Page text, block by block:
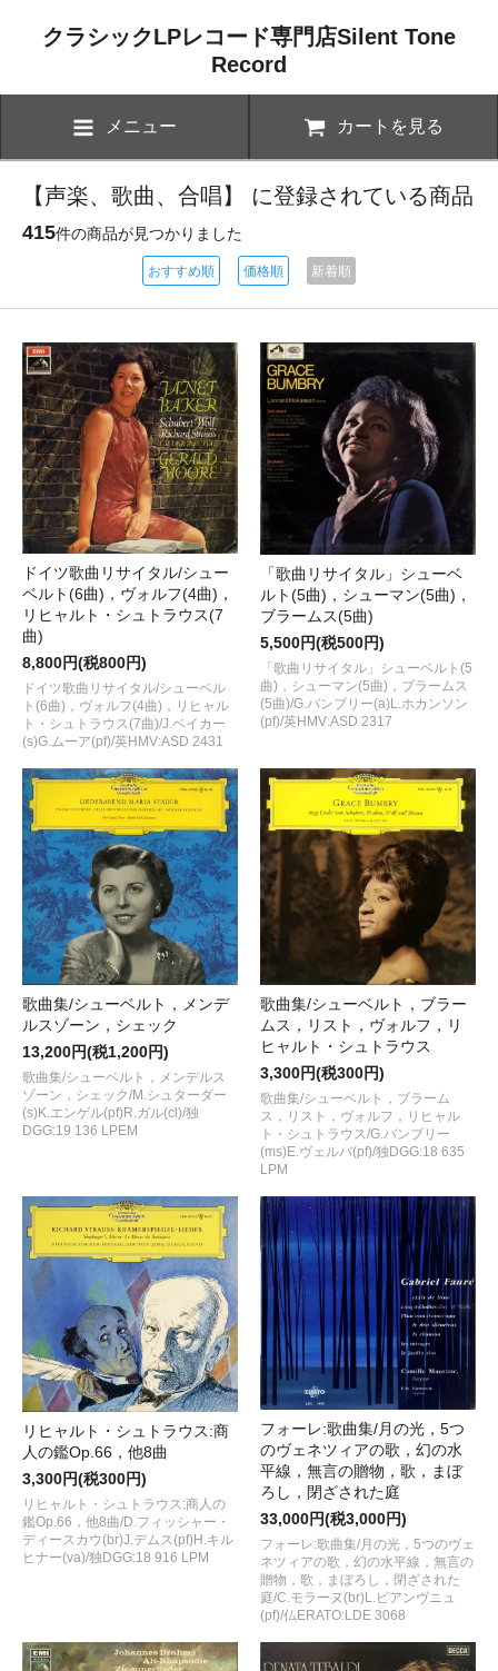
クラシックLPレコード専門店Silent Tone
Record
メニュー カートを見る
【声楽、歌曲、合唱】 に登録されている商品
415件の商品が見つかりました
おすすめ順 価格順 新着順
ドイツ歌曲リサイタル/シュー
ベルト(6曲)，ヴォルフ(4曲)，
リヒャルト・シュトラウス(7
曲)
8,800円(税800円)
ドイツ歌曲リサイタル/シューベル
ト(6曲)，ヴォルフ(4曲)，リヒャル
ト・シュトラウス(7曲)/J.ベイカー
(s)G.ムーア(pf)/英HMV:ASD 2431
「歌曲リサイタル」シューベ
ルト(5曲)，シューマン(5曲)，
ブラームス(5曲)
5,500円(税500円)
「歌曲リサイタル」シューベルト(5
曲)，シューマン(5曲)，ブラームス
(5曲)/G.バンブリー(a)L.ホカンソン
(pf)/英HMV:ASD 2317
歌曲集/シューベルト，メンデ
ルスゾーン，シェック
13,200円(税1,200円)
歌曲集/シューベルト，メンデルス
ゾーン，シェック/M.シュターダー
(s)K.エンゲル(pf)R.ガル(cl)/独
DGG:19 136 LPEM
歌曲集/シューベルト，ブラー
ムス，リスト，ヴォルフ，リ
ヒャルト・シュトラウス
3,300円(税300円)
歌曲集/シューベルト，ブラーム
ス，リスト，ヴォルフ，リヒャル
ト・シュトラウス/G.バンブリー
(ms)E.ヴェルバ(pf)/独DGG:18 635
LPM
リヒャルト・シュトラウス:商
人の鑑Op.66，他8曲
3,300円(税300円)
リヒャルト・シュトラウス:商人の
鑑Op.66，他8曲/D.フィッシャー・
ディースカウ(br)J.デムス(pf)H.キル
ヒナー(va)/独DGG:18 916 LPM
フォーレ:歌曲集/月の光，5つ
のヴェネツィアの歌，幻の水
平線，無言の贈物，歌，まぼ
ろし，閉ざされた庭
33,000円(税3,000円)
フォーレ:歌曲集/月の光，5つのヴェ
ネツィアの歌，幻の水平線，無言の
贈物，歌，まぼろし，閉ざされた
庭/C.モラーヌ(br)L.ビアンヴニュ
(pf)/仏ERATO:LDE 3068